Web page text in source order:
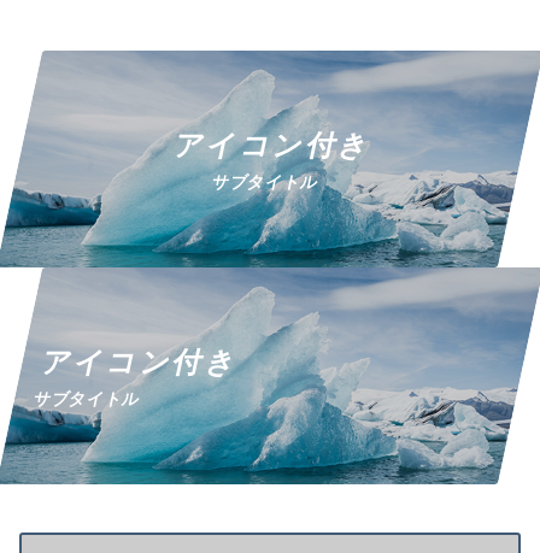
アイコン付き
サブタイトル
アイコン付き
サブタイトル